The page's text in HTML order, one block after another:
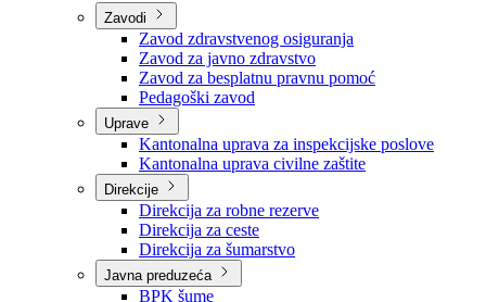
Centar za socijalni rad
Dom za stara i iznemogla lica
Kantonalna bolnica
Zavodi
Zavod zdravstvenog osiguranja
Zavod za javno zdravstvo
Zavod za besplatnu pravnu pomoć
Pedagoški zavod
Uprave
Kantonalna uprava za inspekcijske poslove
Kantonalna uprava civilne zaštite
Direkcije
Direkcija za robne rezerve
Direkcija za ceste